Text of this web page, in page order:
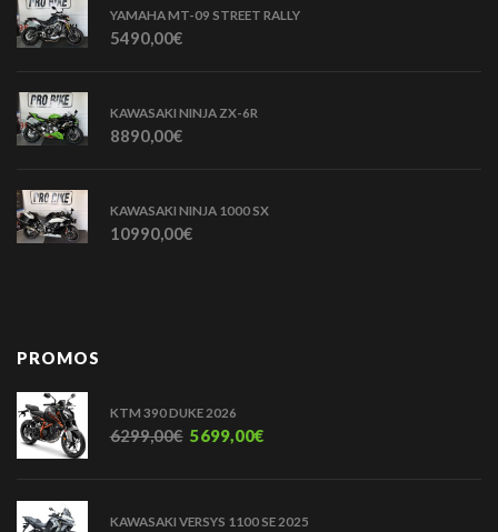
YAMAHA MT-09 STREET RALLY
5490,00€
KAWASAKI NINJA ZX-6R
8890,00€
KAWASAKI NINJA 1000 SX
10990,00€
PROMOS
KTM 390 DUKE 2026
6299,00€ 5699,00€
KAWASAKI VERSYS 1100 SE 2025